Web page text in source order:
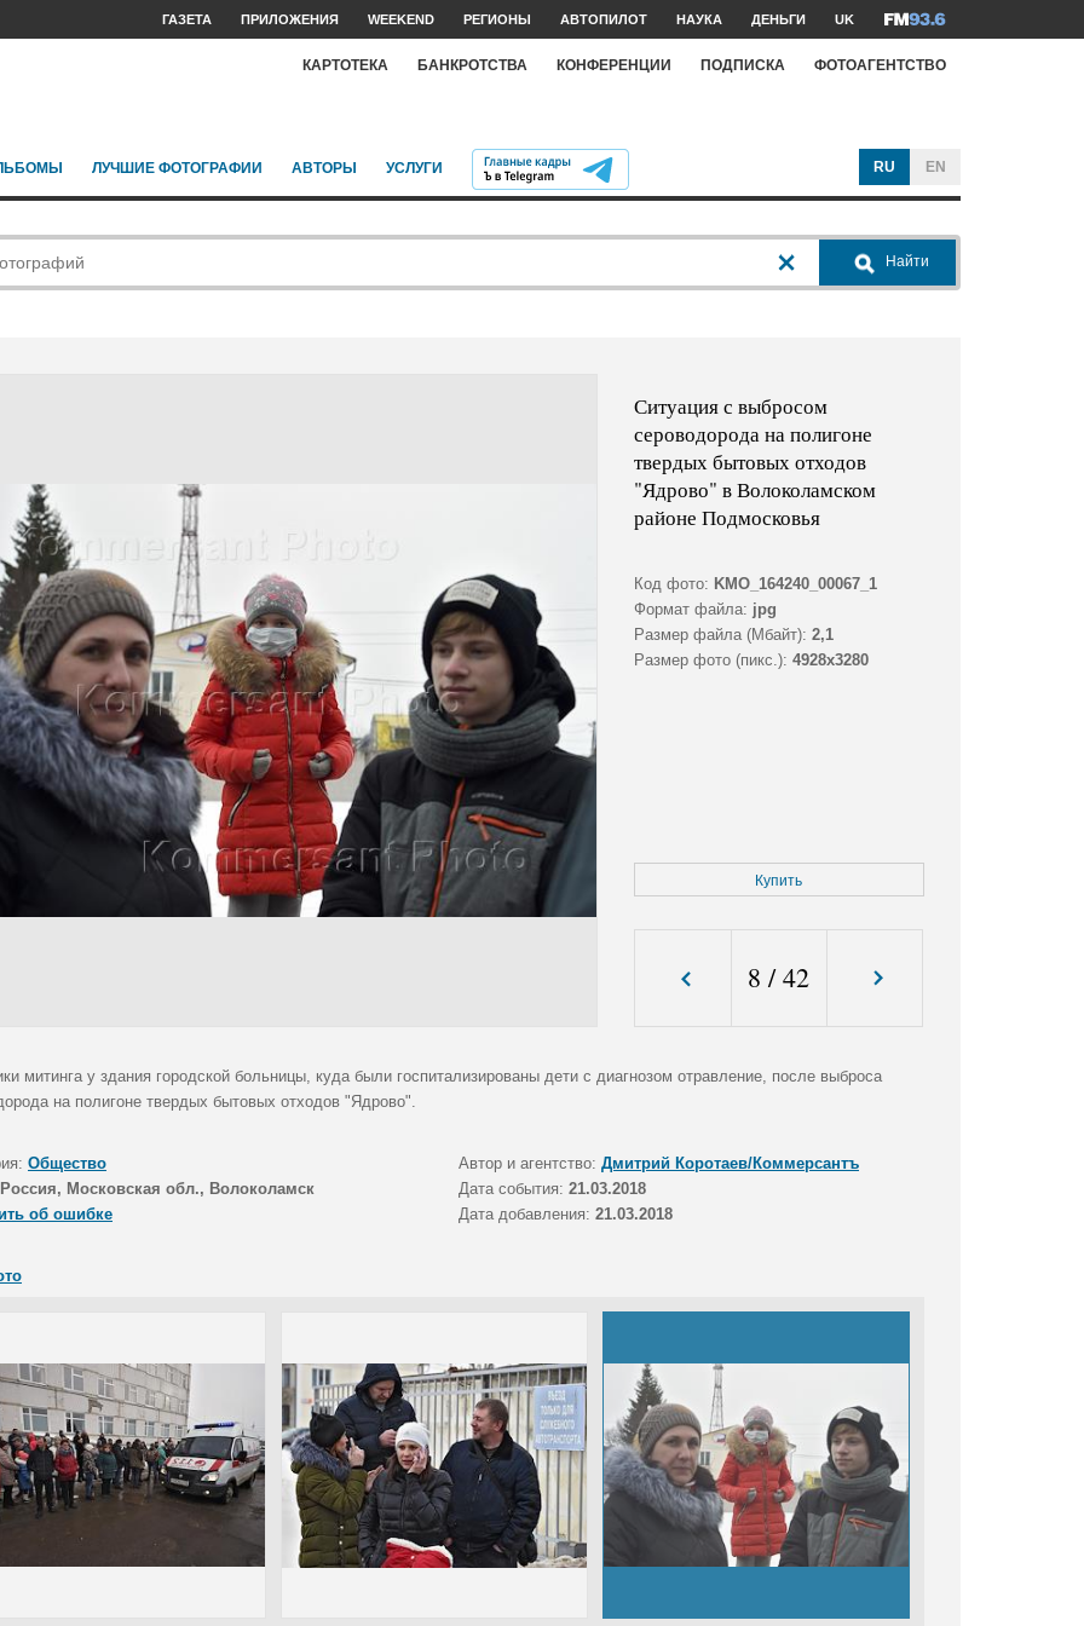
ГАЗЕТА ПРИЛОЖЕНИЯ WEEKEND РЕГИОНЫ АВТОПИЛОТ НАУКА ДЕНЬГИ UK
КАРТОТЕКА БАНКРОТСТВА КОНФЕРЕНЦИИ ПОДПИСКА ФОТОАГЕНТСТВО
ЛУЧШИЕ ФОТОГРАФИИ АВТОРЫ УСЛУГИ RU EN
Найти
Ситуация с выбросом
сероводорода на полигоне
твердых бытовых отходов
"Ядрово" в Волоколамском
районе Подмосковья
Код фото: KMO_164240_00067_1
Формат файла: jpg
Размер файла (Мбайт): 2,1
Размер фото (пикс.): 4928x3280
Купить
8 /42
митинга у здания городской больницы, куда были госпитализированы дети с диагнозом отравление, после выброса
на полигоне твердых бытовых отходов "Ядрово".
Общество Автор и агентство: Дмитрий Коротаев/Коммерсантъ
Россия, Московская обл., Волоколамск Дата события: 21.03.2018
об ошибке
Дата добавления: 21.03.2018